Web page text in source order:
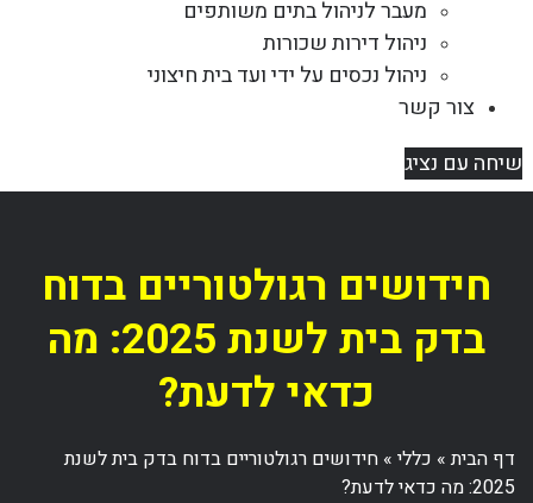
מעבר לניהול בתים משותפים
ניהול דירות שכורות
ניהול נכסים על ידי ועד בית חיצוני
צור קשר
שיחה עם נציג
חידושים רגולטוריים בדוח
בדק בית לשנת 2025: מה
כדאי לדעת?
דף הבית» כללי» חידושים רגולטוריים בדוח בדק בית לשנת
2025: מה כדאי לדעת?